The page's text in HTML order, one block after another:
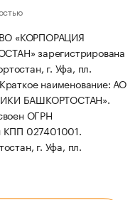
«КОРПОРАЦИЯ
зарегистрирована
г. Уфа, пл.
Краткое наименование: АО
БАШКОРТОСТАН».
ОГРН
КПП 027401001.
г. Уфа, пл.